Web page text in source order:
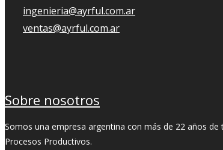
ingenieria@ayrful.com.ar
ventas@ayrful.com.ar
Sobre nosotros
Somos una empresa argentina con más de 22 años
Procesos Productivos.